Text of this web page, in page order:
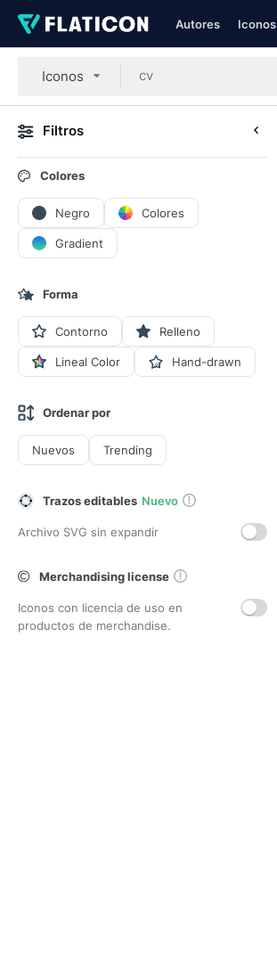
Autores Iconos
Iconos
Filtros
Colores
Negro Colores
Gradient
Forma
Contorno Relleno
Lineal Color Hand-drawn
Ordenar por
Nuevos Trending
Trazos editables Nuevo
Archivo SVG sin expandir
Merchandising license
Iconos con licencia de uso en
productos de merchandise.